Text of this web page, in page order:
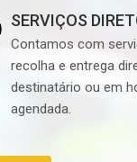
SERVIÇOS
Contamos com
recolha e entrega
destinatário ou em
agendada.